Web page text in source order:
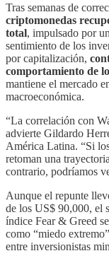
Tras semanas de
criptomonedas
total, impulsado por
sentimiento de los
por capitalización,
comportamiento de
mantiene el mercado
macroeconómica.
“La correlación con
advierte Gildardo
América Latina. “Si
retoman una
contrario, podríamos
Aunque el repunte
de los US$ 90,000, el
índice Fear & Greed
como “miedo
entre inversionistas